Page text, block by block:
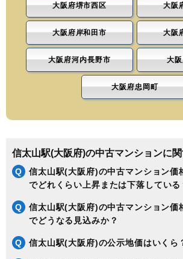
大阪府堺市西区 大阪
大阪府岸和田市 大阪
大阪府河内長野市 大
大阪府忠岡町
信太山駅(大阪府)の中古マンションに
Q
信太山駅(大阪府)の中古マンション価
でどれくらい上昇または下落している
Q
信太山駅(大阪府)の中古マンション価
でどうなる見込みか？
Q 信太山駅(大阪府)の公示地価はいくら